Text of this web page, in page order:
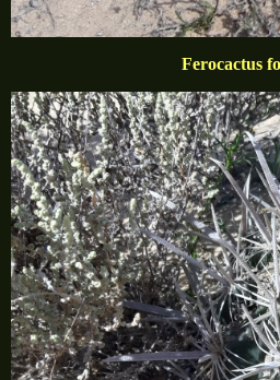
Ferocactus